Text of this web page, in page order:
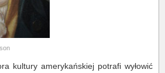
kultury amerykańskiej potrafi wyłowić